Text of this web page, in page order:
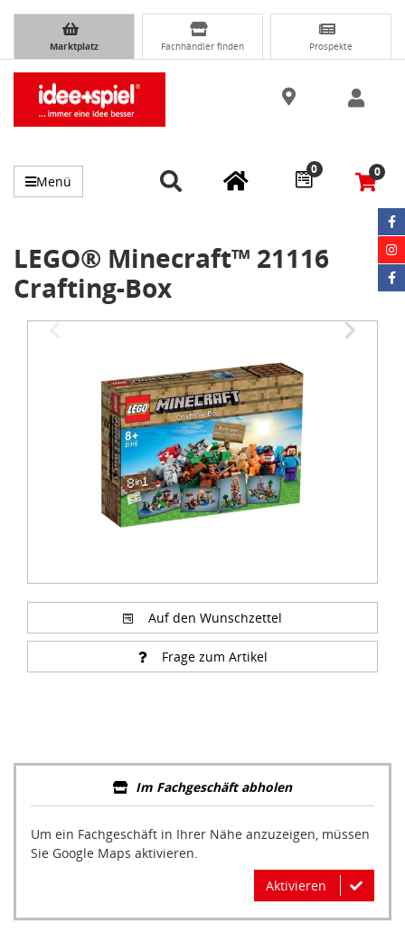
Marktplatz Fachhändler finden Prospekte
Menü
0 0
LEGO® Minecraft™ 21116
Crafting-Box
Auf den Wunschzettel
Frage zum Artikel
Im Fachgeschäft abholen
Um ein Fachgeschäft in Ihrer Nähe anzuzeigen, müssen
Sie Google Maps aktivieren.
Aktivieren